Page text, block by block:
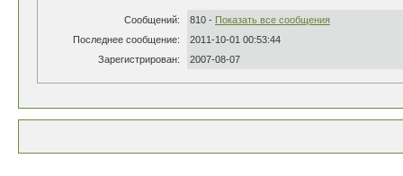
Сообщений: 810 - Показать все сообщения
Последнее сообщение:
2011-10-01 00:53:44
Зарегистрирован:
2007-08-07